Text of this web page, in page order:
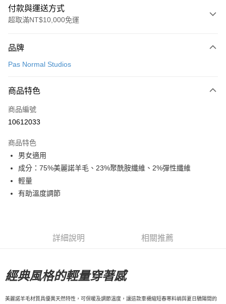
付款與運送方式
超取滿NT$10,000免運
信用卡一次付款
LINE Pay
Apple Pay
運送方式
全家店到店
每筆NT$80，滿NT$10,000(含以上)免運費
每筆NT$80，滿NT$10,000(含以上)免運費
宅配
品牌
Pas Normal Studios
商品特色
商品編號
10612033
商品特色
男女適用
成分：75%美麗諾羊毛、23%聚酰胺纖維、2%彈性纖維
輕量
有助溫度調節
詳細說明 相關推薦
經典風格的輕量穿著感
美麗諾羊毛材質具優異天然特性，可保暖及調節溫度，讓這款車襪縮短春寒料峭與夏日驕陽間的